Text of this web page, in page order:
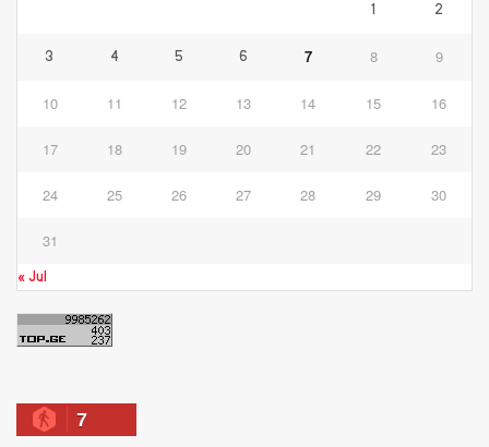
1 2
3 4 5 6 7 8 9
10 11 12 13 14 15 16
17 18 19 20 21 22 23
24 25 26 27 28 29 30
31
« Jul
7